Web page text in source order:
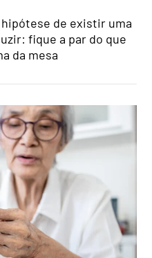
de existir uma
fique a par do que
da mesa